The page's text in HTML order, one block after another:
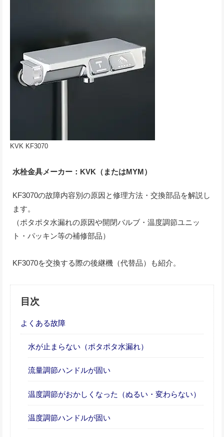
KVK KF3070
水栓金具メーカー：KVK（またはMYM）
KF3070の故障内容別の原因と修理方法・交換部品を解説し
ます。
（ポタポタ水漏れの原因や開閉バルブ・温度調節ユニッ
ト・パッキン等の補修部品）
KF3070を交換する際の後継機（代替品）も紹介。
目次
よくある故障
水が止まらない（ポタポタ水漏れ）
流量調節ハンドルが固い
温度調節がおかしくなった（ぬるい・変わらない）
温度調節ハンドルが固い